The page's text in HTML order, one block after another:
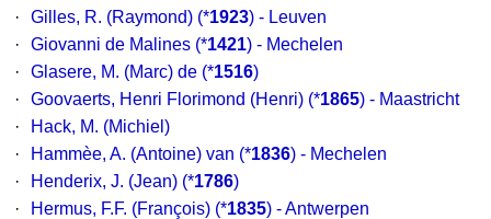
·
Gilles, R. (Raymond) (*1923) - Leuven
·
Giovanni de Malines (*1421) - Mechelen
·
Glasere, M. (Marc) de (*1516)
·
Goovaerts, Henri Florimond (Henri) (*1865) - Maastricht
·
Hack, M. (Michiel)
·
Hammèe, A. (Antoine) van (*1836) - Mechelen
·
Henderix, J. (Jean) (*1786)
·
Hermus, F.F. (François) (*1835) - Antwerpen